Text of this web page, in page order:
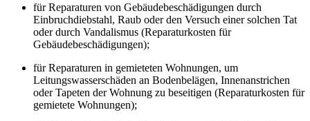
für Reparaturen von Gebäudebeschädigungen durch
Einbruchdiebstahl, Raub oder den Versuch einer solchen Tat
oder durch Vandalismus (Reparaturkosten für
Gebäudebeschädigungen);
für Reparaturen in gemieteten Wohnungen, um
Leitungswasserschäden an Bodenbelägen, Innenanstrichen
oder Tapeten der Wohnung zu beseitigen (Reparaturkosten für
gemietete Wohnungen);